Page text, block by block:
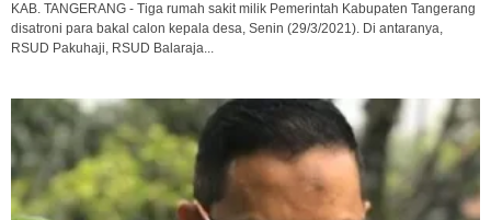
KAB. TANGERANG - Tiga rumah sakit milik Pemerintah Kabupaten Tangerang
disatroni para bakal calon kepala desa, Senin (29/3/2021). Di antaranya,
RSUD Pakuhaji, RSUD Balaraja...